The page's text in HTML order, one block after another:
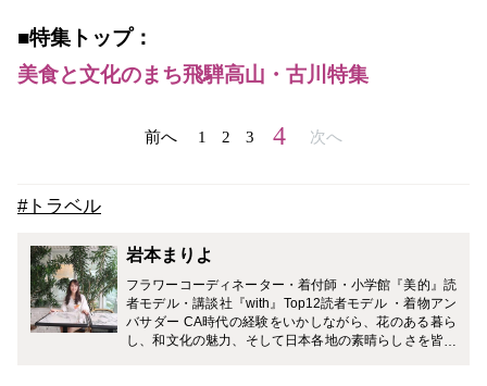
■特集トップ：
美食と文化のまち飛騨高山・古川特集
前へ 1 2 3 4 次へ
#トラベル
岩本まりよ
フラワーコーディネーター・着付師・小学館『美的』読
者モデル・講談社『with』Top12読者モデル ・着物アン
バサダー CA時代の経験をいかしながら、花のある暮ら
し、和文化の魅力、そして日本各地の素晴らしさを皆さ